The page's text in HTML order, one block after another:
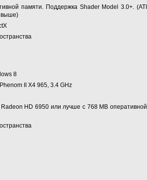
памяти. Поддержка Shader Model 3.0+. (ATI
выше)
8
II X4 965, 3.4 GHz
HD 6950 или лучше с 768 MB оперативной